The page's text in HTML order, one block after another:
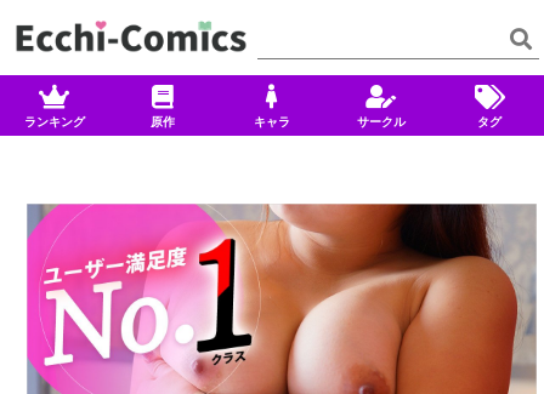
ランキング 原作 キャラ サークル タグ